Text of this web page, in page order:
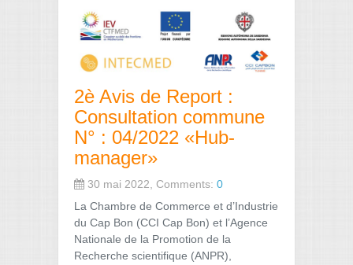
2è Avis de Report :
Consultation commune
N° : 04/2022 «Hub-
manager»
30 mai 2022, Comments: 0
La Chambre de Commerce et d’Industrie
du Cap Bon (CCI Cap Bon) et l’Agence
Nationale de la Promotion de la
Recherche scientifique (ANPR),